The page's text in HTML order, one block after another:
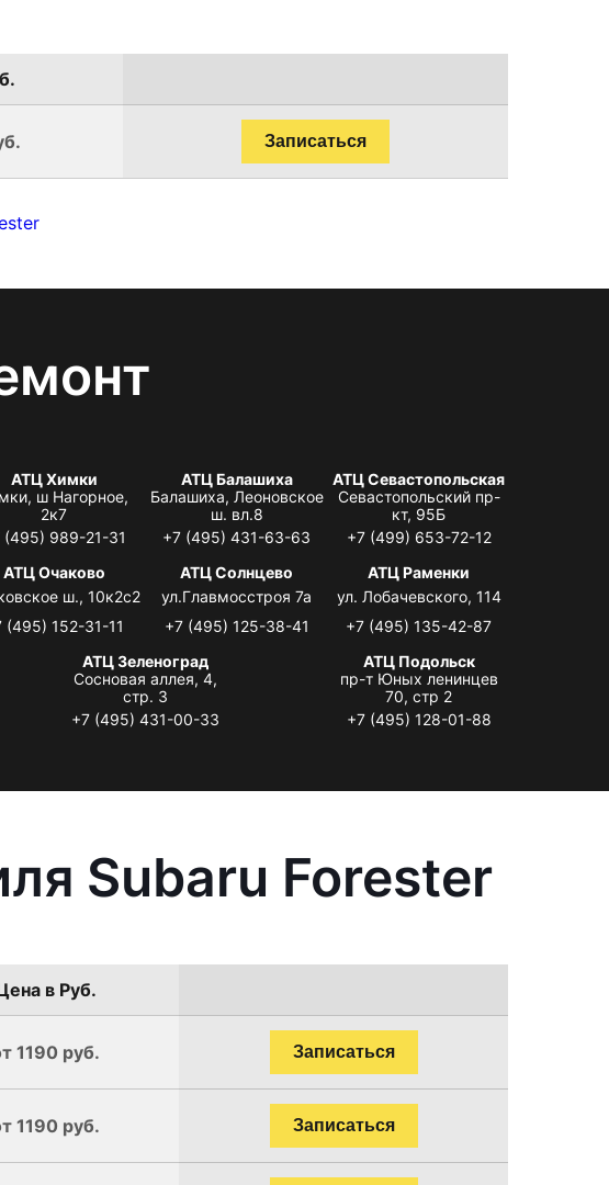
Записаться
АТЦ Химки
ш Нагорное,
2к7
(495) 989-21-31
АТЦ Балашиха
Балашиха, Леоновское
ш. вл.8
+7 (495) 431-63-63
АТЦ Севастопольская
Севастопольский пр-
кт, 95Б
+7 (499) 653-72-12
АТЦ Очаково
ш., 10к2с2
(495) 152-31-11
АТЦ Солнцево
ул.Главмосстроя 7а
+7 (495) 125-38-41
АТЦ Раменки
ул. Лобачевского, 114
+7 (495) 135-42-87
АТЦ Зеленоград
Сосновая аллея, 4,
стр. 3
+7 (495) 431-00-33
АТЦ Подольск
пр-т Юных ленинцев
70, стр 2
+7 (495) 128-01-88
Subaru Forester
в Руб.
1190 руб. Записаться
1190 руб. Записаться